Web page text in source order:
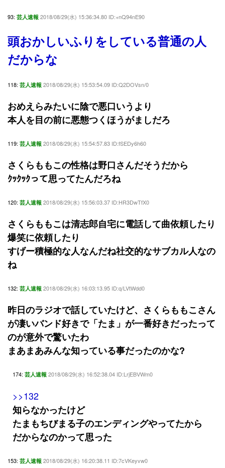
93: 芸人速報 2018/08/29(水) 15:36:34.80 ID:+nQ94nE90
頭おかしいふりをしている普通の人
だからな
118: 芸人速報 2018/08/29(水) 15:53:54.09 ID:Q2DOVsn/0
おめえらみたいに陰で悪口いうより
本人を目の前に悪態つくほうがましだろ
119: 芸人速報 2018/08/29(水) 15:54:57.83 ID:fSEDy6h60
さくらももこの性格は野口さんだそうだから
ｸｯｸｯｸって思ってたんだろね
120: 芸人速報 2018/08/29(水) 15:56:03.37 ID:HR3DwTfX0
さくらももこは清志郎自宅に電話して曲依頼したり
爆笑に依頼したり
すげー積極的な人なんだね社交的なサブカル人なの
ね
132: 芸人速報 2018/08/29(水) 16:03:13.95 ID:q/LVtWdd0
昨日のラジオで話していたけど、さくらももこさん
が凄いバンド好きで「たま」が一番好きだったって
のが意外で驚いたわ
まあまあみんな知っている事だったのかな?
174: 芸人速報 2018/08/29(水) 16:52:38.04 ID:LrjEBVWm0
>>132
知らなかったけど
たまもちびまる子のエンディングやってたから
だからなのかって思った
153: 芸人速報 2018/08/29(水) 16:20:38.11 ID:7cVKeyvw0